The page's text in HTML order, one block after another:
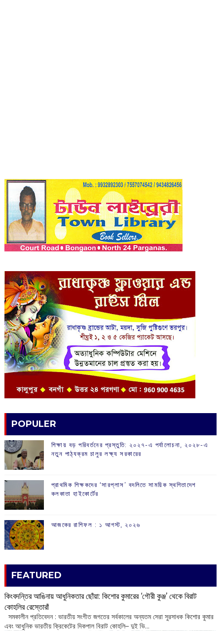
POPULER
শিক্ষায় বড় পরিবর্তনের প্রস্তুতি: ২০২৭-এ পর্যালোচনা, ২০২৮-এ
নতুন পাঠ্যক্রম চালুর লক্ষ্য সরকারের
প্রাথমিক শিক্ষকদের ‘সারপ্লাস’ বদলিতে সাময়িক স্থগিতাদেশ
কলকাতা হাইকোর্টের
আজকের রাশিফল :‌ ‌‌১ আগস্ট, ২০২৬
FEATURED
কিংবদন্তির আঙিনায় আধুনিকতার ছোঁয়া: কিশোর কুমারের ‘গৌরী কুঞ্জ’ থেকে বিরাট
কোহলির রেস্তোরাঁ
‌ সমকালীন প্রতিবেদন : ভারতীয় সংগীত জগতের সর্বকালের অন্যতম সেরা সুরসাধক কিশোর কুমার
এবং আধুনিক ভারতীয় ক্রিকেটের দিকপাল বিরাট কোহলি– ‌দুই ভি...